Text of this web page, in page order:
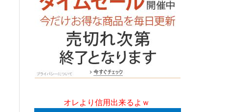
オレより信用出来るよｗ